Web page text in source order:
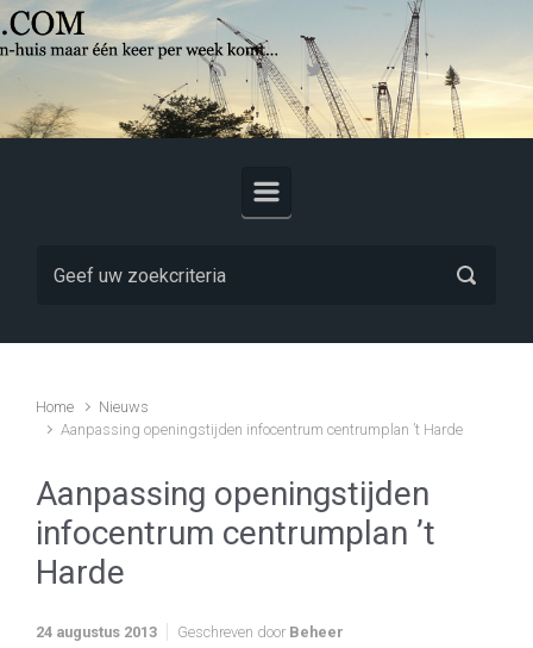
Skip to main content
Home
Nieuws
Aanpassing openingstijden infocentrum centrumplan ’t Harde
Aanpassing openingstijden
infocentrum centrumplan ’t
Harde
24 augustus 2013 Geschreven door Beheer